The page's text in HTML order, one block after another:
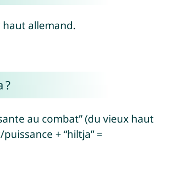
allemand.
?
au combat” (du vieux haut
+ “hiltja” =